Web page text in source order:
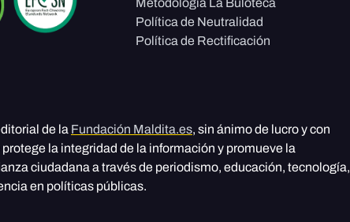
Metodología La Buloteca
Política de Neutralidad
Política de Rectificación
de la Fundación Maldita.es, sin ánimo de lucro y con
la integridad de la información y promueve la
ciudadana a través de periodismo, educación, tecnología,
en políticas públicas.